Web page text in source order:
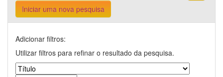
Iniciar uma nova pesquisa
Adicionar filtros:
Utilizar filtros para refinar o resultado da pesquisa.